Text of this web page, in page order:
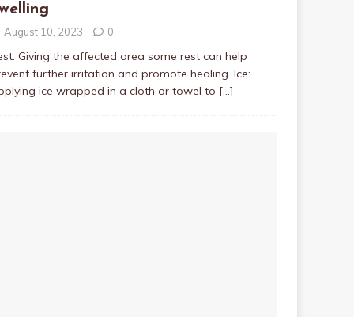
August 10, 2023 0
Giving the affected area some rest can help
further irritation and promote healing. Ice:
ice wrapped in a cloth or towel to […]